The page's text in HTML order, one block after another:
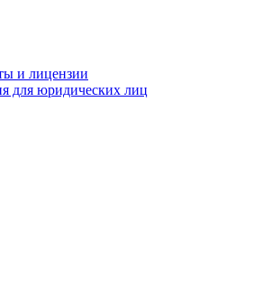
и лицензии
для юридических лиц